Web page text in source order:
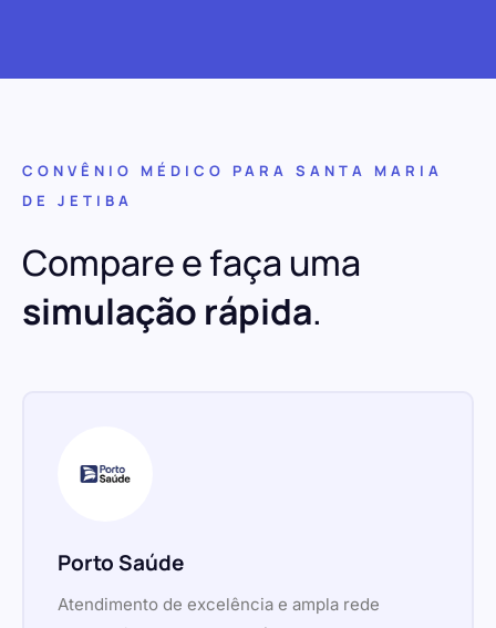
CONVÊNIO MÉDICO PARA SANTA MARIA
DE JETIBA
Compare e faça uma
simulação rápida.
Porto Saúde
Atendimento de excelência e ampla rede